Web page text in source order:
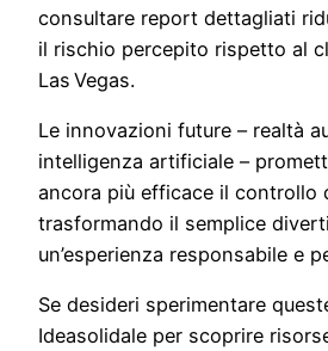
consultare report dettagliati
il rischio percepito rispetto al
Las Vegas.
Le innovazioni future – realtà
intelligenza artificiale –
ancora più efficace il controllo
trasformando il semplice
un’esperienza responsabile e
Se desideri sperimentare
Ideasolidale per scoprire